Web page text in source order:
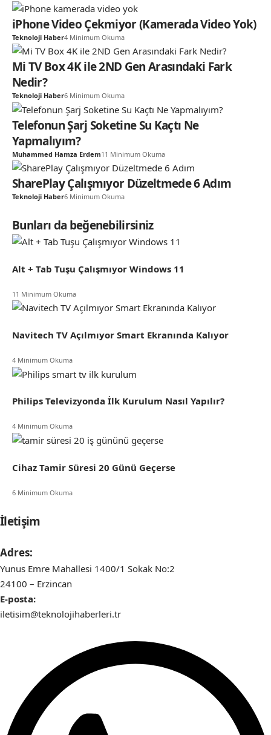
iPhone Video Çekmiyor (Kamerada Video Yok)
Teknoloji Haber4 Minimum Okuma
Mi TV Box 4K ile 2ND Gen Arasındaki Fark
Nedir?
Teknoloji Haber6 Minimum Okuma
Telefonun Şarj Soketine Su Kaçtı Ne
Yapmalıyım?
Muhammed Hamza Erdem11 Minimum Okuma
SharePlay Çalışmıyor Düzeltmede 6 Adım
Teknoloji Haber6 Minimum Okuma
Bunları da beğenebilirsiniz
Alt + Tab Tuşu Çalışmıyor Windows 11
11 Minimum Okuma
Navitech TV Açılmıyor Smart Ekranında Kalıyor
4 Minimum Okuma
Philips Televizyonda İlk Kurulum Nasıl Yapılır?
4 Minimum Okuma
Cihaz Tamir Süresi 20 Günü Geçerse
6 Minimum Okuma
İletişim
Adres:
Yunus Emre Mahallesi 1400/1 Sokak No:2
24100 – Erzincan
E-posta:
iletisim@teknolojihaberleri.tr